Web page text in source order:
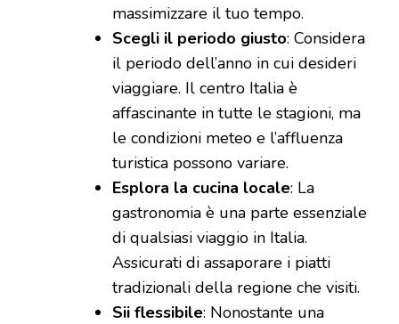
massimizzare il tuo tempo.
Scegli il periodo giusto: Considera
il periodo dell’anno in cui desideri
viaggiare. Il centro Italia è
affascinante in tutte le stagioni, ma
le condizioni meteo e l’affluenza
turistica possono variare.
Esplora la cucina locale: La
gastronomia è una parte essenziale
di qualsiasi viaggio in Italia.
Assicurati di assaporare i piatti
tradizionali della regione che visiti.
Sii flessibile: Nonostante una